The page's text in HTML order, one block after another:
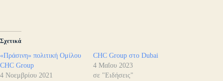
Σχετικά
«Πράσινη» πολιτική Ομίλου
CHC Group
4 Νοεμβρίου 2021
CHC Group στο Dubai
4 Μαΐου 2023
σε "Ειδήσεις"